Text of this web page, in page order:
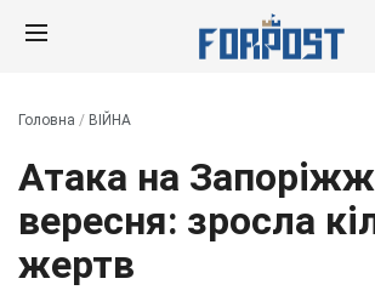
Головна / ВІЙНА
Атака на
вересня: зросла
жертв